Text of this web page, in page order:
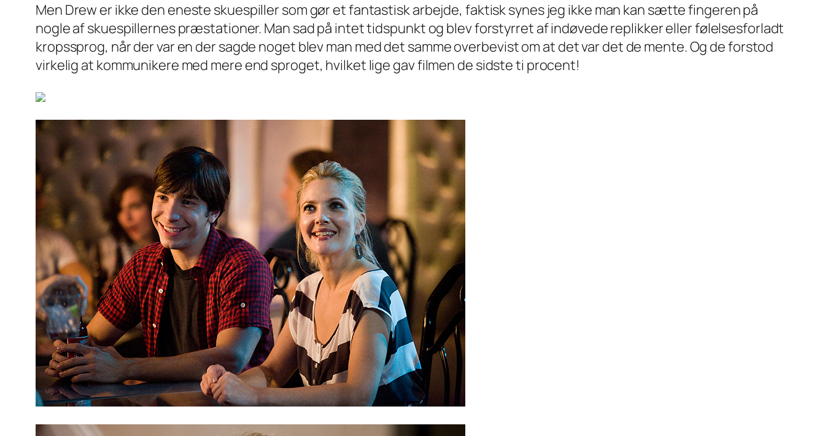
Men Drew er ikke den eneste skuespiller som gør et fantastisk arbejde, faktisk synes jeg ikke man kan sætte fingeren på
nogle af skuespillernes præstationer. Man sad på intet tidspunkt og blev forstyrret af indøvede replikker eller følelsesforladt
kropssprog, når der var en der sagde noget blev man med det samme overbevist om at det var det de mente. Og de forstod
virkelig at kommunikere med mere end sproget, hvilket lige gav filmen de sidste ti procent!